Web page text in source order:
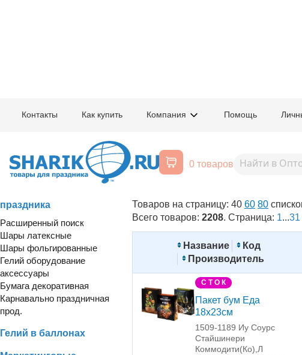
Контакты Как купить Компания Помощь
0 товаров
Фольгированные воздушные
цены в Москве
праздника
Расширенный поиск
Шары латексные
Шары фольгированные
Гелий оборудование
аксессуары
Бумага декоративная
Карнавально праздничная
прод.
Гелий в баллонах
Товаров на страницу: 40 60 80
Всего товаров: 2208. Страница: 1...31
Название
Код
Производитель
С Т О К
Пакет бум Еда
18х23см
1509-1189 Иу Соурс
Стайшинери
Коммодити(Ко),Л